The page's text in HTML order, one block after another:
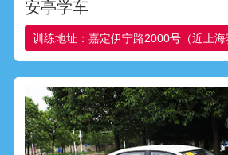
安亭学车
训练地址：嘉定伊宁路2000号（近上海